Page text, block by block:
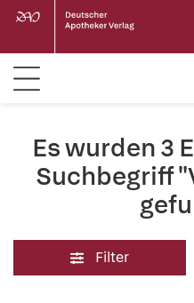
Es wurden 3
Suchbegriff
Filter